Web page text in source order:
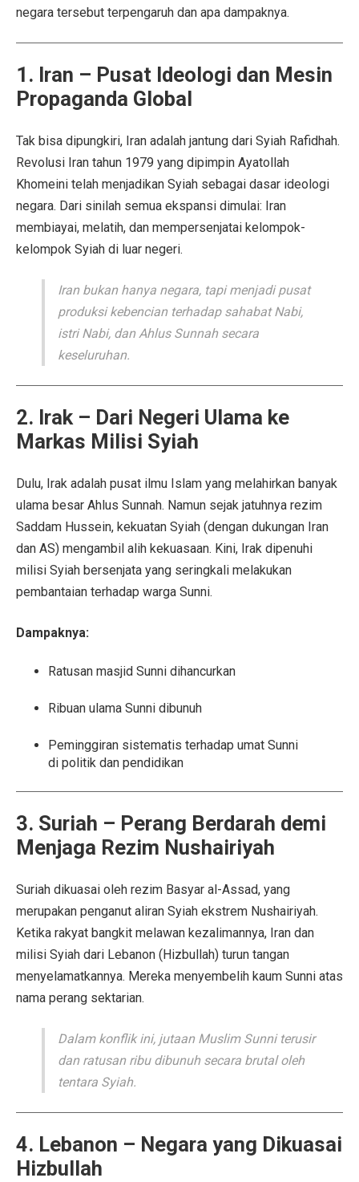
negara tersebut terpengaruh dan apa dampaknya.
1. Iran – Pusat Ideologi dan Mesin
Propaganda Global
Tak bisa dipungkiri, Iran adalah jantung dari Syiah Rafidhah.
Revolusi Iran tahun 1979 yang dipimpin Ayatollah
Khomeini telah menjadikan Syiah sebagai dasar ideologi
negara. Dari sinilah semua ekspansi dimulai: Iran
membiayai, melatih, dan mempersenjatai kelompok-
kelompok Syiah di luar negeri.
Iran bukan hanya negara, tapi menjadi pusat
produksi kebencian terhadap sahabat Nabi,
istri Nabi, dan Ahlus Sunnah secara
keseluruhan.
2. Irak – Dari Negeri Ulama ke
Markas Milisi Syiah
Dulu, Irak adalah pusat ilmu Islam yang melahirkan banyak
ulama besar Ahlus Sunnah. Namun sejak jatuhnya rezim
Saddam Hussein, kekuatan Syiah (dengan dukungan Iran
dan AS) mengambil alih kekuasaan. Kini, Irak dipenuhi
milisi Syiah bersenjata yang seringkali melakukan
pembantaian terhadap warga Sunni.
Dampaknya:
Ratusan masjid Sunni dihancurkan
Ribuan ulama Sunni dibunuh
Peminggiran sistematis terhadap umat Sunni
di politik dan pendidikan
3. Suriah – Perang Berdarah demi
Menjaga Rezim Nushairiyah
Suriah dikuasai oleh rezim Basyar al-Assad, yang
merupakan penganut aliran Syiah ekstrem Nushairiyah.
Ketika rakyat bangkit melawan kezalimannya, Iran dan
milisi Syiah dari Lebanon (Hizbullah) turun tangan
menyelamatkannya. Mereka menyembelih kaum Sunni atas
nama perang sektarian.
Dalam konflik ini, jutaan Muslim Sunni terusir
dan ratusan ribu dibunuh secara brutal oleh
tentara Syiah.
4. Lebanon – Negara yang Dikuasai
Hizbullah